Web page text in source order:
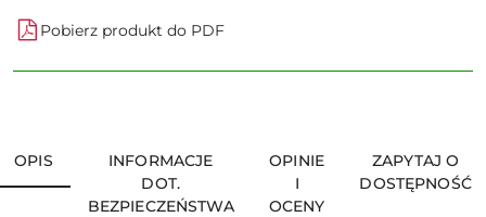
Pobierz produkt do PDF
OPIS
INFORMACJE
DOT.
BEZPIECZEŃSTWA
OPINIE
I
OCENY
ZAPYTAJ O
DOSTĘPNOŚĆ